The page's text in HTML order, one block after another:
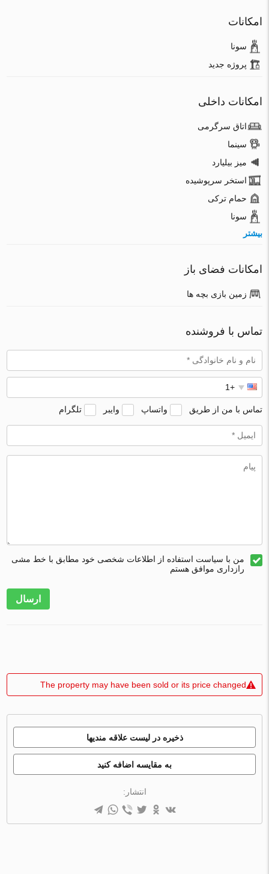
امکانات
سونا
پروژه جدید
امکانات داخلی
اتاق سرگرمی
سینما
میز بیلیارد
استخر سرپوشیده
حمام ترکی
سونا
بیشتر
امکانات فضای باز
زمین بازی بچه ها
تماس با فروشنده
تماس با من از طریق واتساپ وایبر تلگرام
من با سیاست استفاده از اطلاعات شخصی خود مطابق با خط مشی
رازداری موافق هستم
ارسال
The property may have been sold or its price changed
ذخیره در لیست علاقه مندیها
به مقایسه اضافه کنید
انتشار: